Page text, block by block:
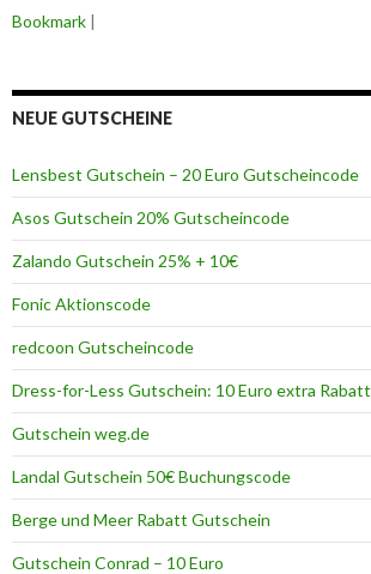
i
R
a
t
t
A
n
b
i
e
t
e
r
Bookmark |
NEUE GUTSCHEINE
Lensbest Gutschein – 20 Euro Gutscheincode
Asos Gutschein 20% Gutscheincode
Zalando Gutschein 25% + 10€
Fonic Aktionscode
redcoon Gutscheincode
Dress-for-Less Gutschein: 10 Euro extra Rabatt
Gutschein weg.de
Landal Gutschein 50€ Buchungscode
Berge und Meer Rabatt Gutschein
Gutschein Conrad – 10 Euro